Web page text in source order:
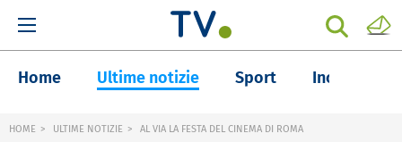
Home Ultime notizie Sport Inchieste
HOME ULTIME NOTIZIE AL VIA LA FESTA DEL CINEMA DI ROMA